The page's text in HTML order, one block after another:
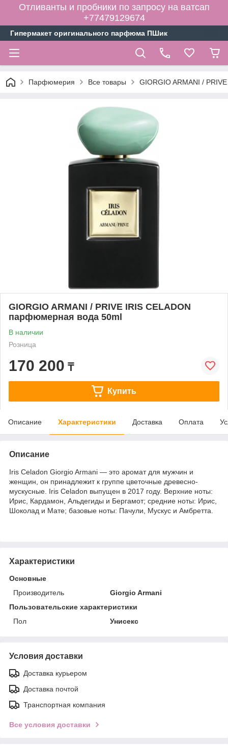
Отливанты и пробники по запросу на ватсап
+77479129674
Гипермакет оригинального парфюма ПШик
Парфюмерия Все товары GIORGIO ARMANI /
GIORGIO ARMANI / PRIVE IRIS CELADON
парфюмерная вода 50ml
В наличии
Розница
170 200 ₸
Купить
Описание Характеристики Доставка Оплата
Описание
Iris Celadon Giorgio Armani — это аромат для мужчин и
женщин, он принадлежит к группе цветочные древесно-
мускусные. Iris Celadon выпущен в 2017 году. Верхние ноты:
Ирис, Кардамон, Альдегиды и Бергамот; средние ноты: Ирис,
Шоколад и Мате; базовые ноты: Пачули, Мускус и Амбретта.
Характеристики
Основные
Производитель
Giorgio Armani
Пользовательские характеристики
Пол
Унисекс
Условия доставки
Доставка курьером
Доставка почтой
Транспортная компания
Все условия доставки